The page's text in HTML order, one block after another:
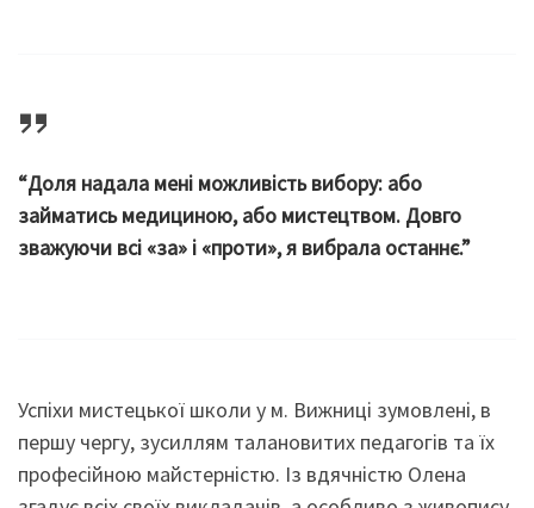
“Доля надала мені можливість вибору: або
займатись медициною, або мистецтвом. Довго
зважуючи всі «за» і «проти», я вибрала останнє.”
Успіхи мистецької школи у м. Вижниці зумовлені, в
першу чергу, зусиллям талановитих педагогів та їх
професійною майстерністю. Із вдячністю Олена